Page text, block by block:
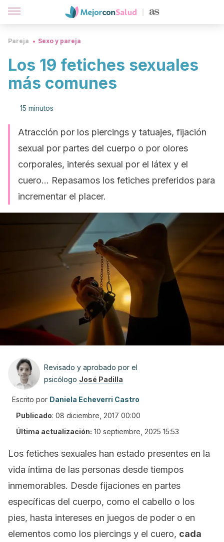
Pareja Sexo y pareja
Los 19 fetiches sexuales
más comunes
15 minutos
Atracción por los piercings y tatuajes, fijación
sexual por partes del cuerpo o por olores
corporales, interés sexual por el látex y el
cuero... Repasamos los fetiches preferidos para
incrementar el placer.
Revisado y aprobado por el
psicólogo José Padilla
Escrito por Daniela Echeverri Castro
Publicado: 08 diciembre, 2017 00:00
Última actualización: 10 septiembre, 2025 15:53
Los fetiches sexuales han estado presentes en la
vida íntima de las personas desde tiempos
inmemorables. Desde fijaciones en partes
específicas del cuerpo, como el cabello o los
pies, hasta intereses en juegos de poder o en
elementos como los piercings y el cuero, cada